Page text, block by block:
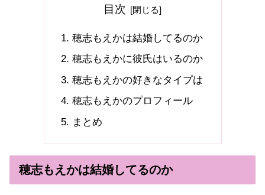
目次
穂志もえかは結婚してるのか
穂志もえかに彼氏はいるのか
穂志もえかの好きなタイプは
穂志もえかのプロフィール
まとめ
穂志もえかは結婚してるのか